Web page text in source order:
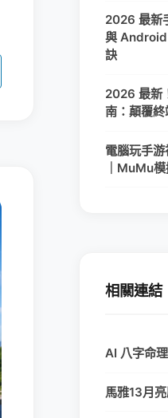
2026 最新
與 Android
訣
2026 最新
南：顛覆
電腦玩手
｜MuMu
相關連結
AI 八字命
馬雅13月